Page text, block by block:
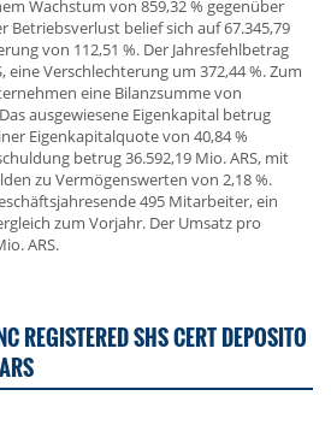
Wachstum von 859,32 % gegenüber
Betriebsverlust belief sich auf 67.345,79
von 112,51 %. Der Jahresfehlbetrag
eine Verschlechterung um 372,44 %. Zum
eine Bilanzsumme von
ausgewiesene Eigenkapital betrug
Eigenkapitalquote von 40,84 %
betrug 36.592,19 Mio. ARS, mit
zu Vermögenswerten von 2,18 %.
495 Mitarbeiter, ein
zum Vorjahr. Der Umsatz pro
ARS.
REGISTERED SHS CERT DEPOSITO